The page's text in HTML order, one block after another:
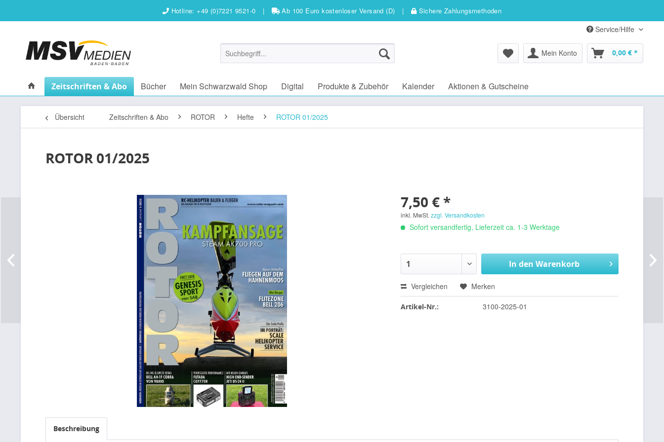
Hotline: +49 (0)7221 9521-0 | Ab 100 Euro kostenloser Versand (D) | Sichere Zahlungsmethoden
Service/Hilfe
Mein Konto 0,00 € *
Zeitschriften & Abo Bücher Mein Schwarzwald Shop Digital Produkte & Zubehör Kalender Aktionen & Gutscheine
Übersicht Zeitschriften & Abo ROTOR Hefte ROTOR 01/2025
ROTOR 01/2025
7,50 € *
inkl. MwSt.zzgl. Versandkosten
Sofort versandfertig, Lieferzeit ca. 1-3 Werktage
In denWarenkorb
Vergleichen Merken
Artikel-Nr.: 3100-2025-01
Beschreibung